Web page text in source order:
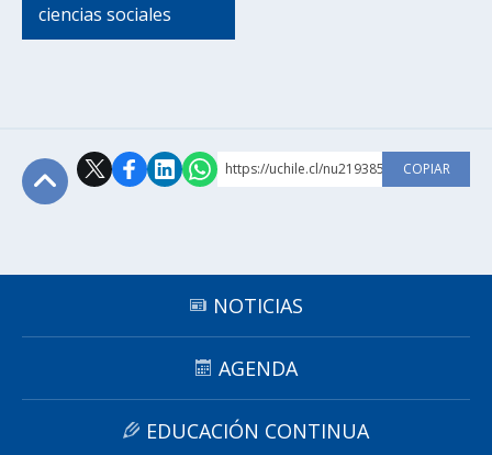
ciencias sociales
https://uchile.cl/nu219385 COPIAR
NOTICIAS
AGENDA
EDUCACIÓN CONTINUA